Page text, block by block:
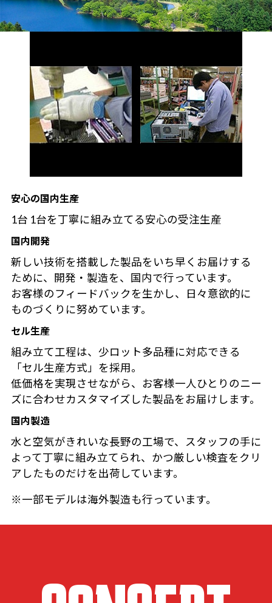
安心の国内生産
1台 1台を丁寧に組み立てる安心の受注生産
国内開発
新しい技術を搭載した製品をいち早くお届けする
ために、開発・製造を、国内で行っています。
お客様のフィードバックを生かし、日々意欲的に
ものづくりに努めています。
セル生産
組み立て工程は、少ロット多品種に対応できる
「セル生産方式」を採用。
低価格を実現させながら、お客様一人ひとりのニー
ズに合わせカスタマイズした製品をお届けします。
国内製造
水と空気がきれいな長野の工場で、スタッフの手に
よって丁寧に組み立てられ、かつ厳しい検査をクリ
アしたものだけを出荷しています。
※一部モデルは海外製造も行っています。